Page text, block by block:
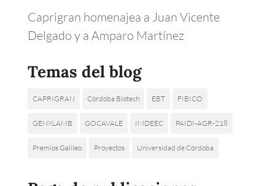
Caprigran homenajea a Juan Vicente
Delgado y a Amparo Martínez
Temas del blog
CAPRIGRAN Córdoba Biotech EBT FIBICO
GENXLAMB GOCAVALE IMDEEC PAIDI-AGR-218
Premios Galileo Proyectos Universidad de Córdoba